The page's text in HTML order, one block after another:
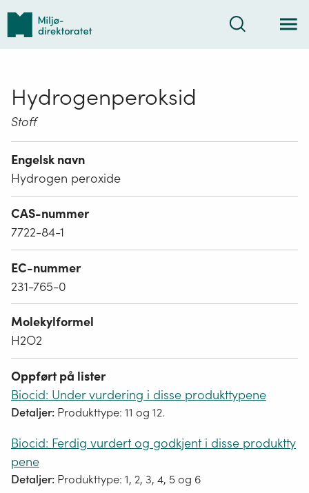
Tilbake
forsiden
Søk
Hydrogenperoksid
Stoff
Engelsk navn
Hydrogen peroxide
CAS-nummer
7722-84-1
EC-nummer
231-765-0
Molekylformel
H2O2
Oppført på lister
Biocid: Under vurdering i disse produkttypene
Detaljer: Produkttype: 11 og 12.
Biocid: Ferdig vurdert og godkjent i disse produktty
pene
Detaljer: Produkttype: 1, 2, 3, 4, 5 og 6